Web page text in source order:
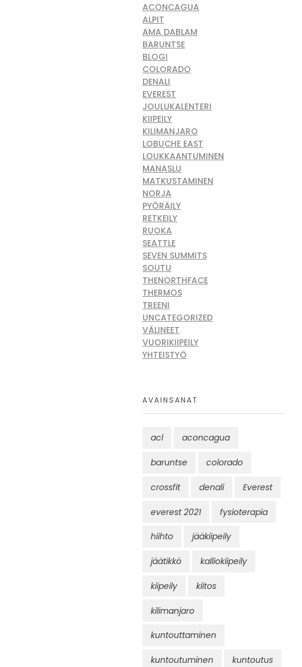
ACONCAGUA
ALPIT
AMA DABLAM
BARUNTSE
BLOGI
COLORADO
DENALI
EVEREST
JOULUKALENTERI
KIIPEILY
KILIMANJARO
LOBUCHE EAST
LOUKKAANTUMINEN
MANASLU
MATKUSTAMINEN
NORJA
PYÖRÄILY
RETKEILY
RUOKA
SEATTLE
SEVEN SUMMITS
SOUTU
THENORTHFACE
THERMOS
TREENI
UNCATEGORIZED
VÄLINEET
VUORIKIIPEILY
YHTEISTYÖ
AVAINSANAT
acl aconcagua
baruntse colorado
crossfit denali Everest
everest 2021 fysioterapia
hiihto jääkiipeily
jäätikkö kalliokiipeily
kiipeily kiitos
kilimanjaro
kuntouttaminen
kuntoutuminen kuntoutus